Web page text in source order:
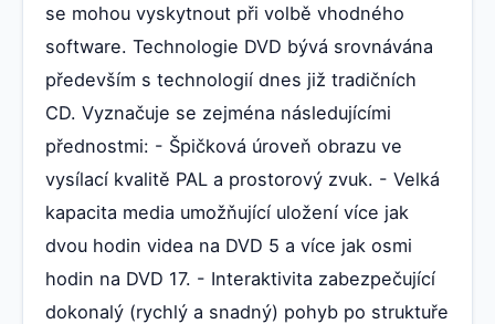
se mohou vyskytnout při volbě vhodného
software. Technologie DVD bývá srovnávána
především s technologií dnes již tradičních
CD. Vyznačuje se zejména následujícími
přednostmi: - Špičková úroveň obrazu ve
vysílací kvalitě PAL a prostorový zvuk. - Velká
kapacita media umožňující uložení více jak
dvou hodin videa na DVD 5 a více jak osmi
hodin na DVD 17. - Interaktivita zabezpečující
dokonalý (rychlý a snadný) pohyb po struktuře